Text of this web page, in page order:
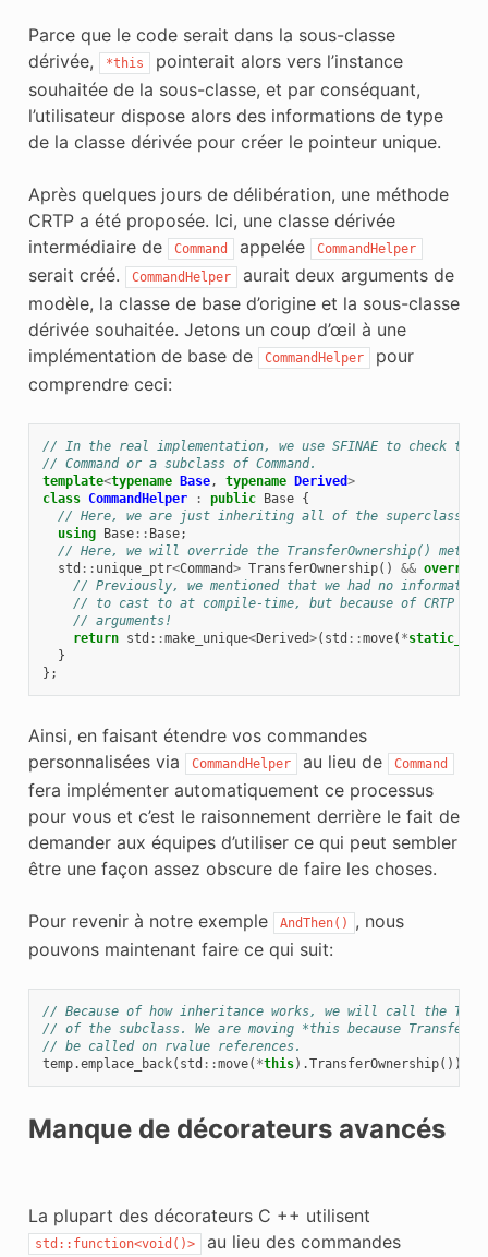
Parce que le code serait dans la sous-classe
dérivée,
*this
pointerait alors vers l’instance
souhaitée de la sous-classe, et par conséquant,
l’utilisateur dispose alors des informations de type
de la classe dérivée pour créer le pointeur unique.
Après quelques jours de délibération, une méthode
CRTP a été proposée. Ici, une classe dérivée
intermédiaire de
Command appelée CommandHelper
serait créé. CommandHelper
aurait deux arguments de
modèle, la classe de base d’origine et la sous-classe
dérivée souhaitée. Jetons un coup d’œil à une
implémentation de base de
CommandHelper
pour
comprendre ceci:
// In the real implementation, we use SFINAE to check
// Command or a subclass of Command.
template<typename Base, typename Derived>
class CommandHelper : public Base {
// Here, we are just inheriting all of the superclass
using Base:: Base;
// Here, we will override the TransferOwnership() method
std :: unique_ptr<Command> TransferOwnership() && override
// Previously, we mentioned that we had no
// to cast to at compile-time, but because of CRTP
// arguments!
return std ::make_unique<Derived>( std ::move( *
}
};
Ainsi, en faisant étendre vos commandes
personnalisées via
CommandHelper au lieu de Command
fera implémenter automatiquement ce processus
pour vous et c’est le raisonnement derrière le fait de
demander aux équipes d’utiliser ce qui peut sembler
être une façon assez obscure de faire les choses.
Pour revenir à notre exemple AndThen()
, nous
pouvons maintenant faire ce qui suit:
// Because of how inheritance works, we will call the
// of the subclass. We are moving *this because
// be called on rvalue references.
temp.emplace_back( std ::move( *this).TransferOwnership());
Manque de décorateurs avancés
La plupart des décorateurs C ++ utilisent
std::function<void()>
au lieu des commandes